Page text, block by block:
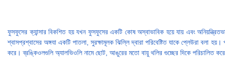
ফুসফুসের ক্যান্সার বিকশিত হয় যখন ফুসফুসের একটি কোষ অস্বাভাবিক হয়ে যায় এবং
শ্বাসপ্রশ্বাসের অঙ্গযা একটি পাতলা, সুরক্ষামূলক ঝিল্লি দ্বারা পরিবেষ্টিত যাকে প্লেউরা
করে। ব্রঙ্কিওলগুলি অ্যালভিওলি নামে ছোট, আঙুরের মতো বায়ু থলির গুচ্ছের দিকে পরিচালিত